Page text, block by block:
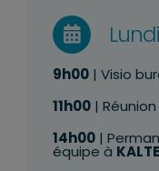
9h00| Visio
11h00|
14h00|
équipe à